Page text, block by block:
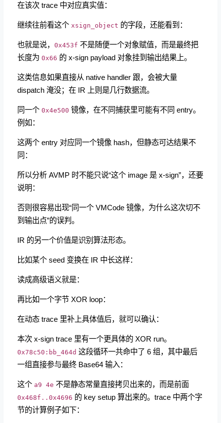
在该次 trace 中对应真实值：
继续往前看这个 xsign_object 的字段，还能看到：
也就是说， 0x453f 不是随便一个对象赋值，而是最终把
长度为 0x66 的 x-sign payload 对象挂到输出结果上。
这类信息如果直接从 native handler 跟，会被大量
dispatch 淹没；在 IR 上则是几行数据流。
同一个 0x4e500 镜像，在不同捕获里可能有不同 entry。
例如：
这两个 entry 对应同一个镜像 hash，但静态可达结果不
同：
所以分析 AVMP 时不能只说“这个 image 是 x-sign”，还要
说明：
否则很容易出现“同一个 VMCode 镜像，为什么这次切不
到输出点”的误判。
IR 的另一个价值是识别算法形态。
比如某个 seed 变换在 IR 中长这样：
读成高级语义就是：
再比如一个字节 XOR loop：
在动态 trace 里补上具体值后，就可以确认：
本次 x-sign trace 里有一个更具体的 XOR run。
0x78c50:bb_464d 这段循环一共命中了 6 组，其中最后
一组直接参与最终 Base64 输入：
这个 a9 4e 不是静态常量直接拷贝出来的，而是前面
0x468f..0x4696 的 key setup 算出来的。trace 中两个字
节的计算例子如下：